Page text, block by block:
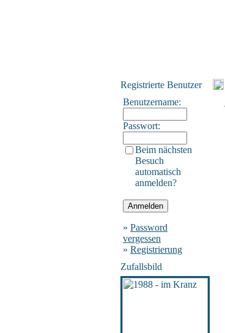
Registrierte Benutzer
Benutzername:
Passwort:
Beim nächsten
Besuch
automatisch
anmelden?
» Password
vergessen
» Registrierung
Zufallsbild